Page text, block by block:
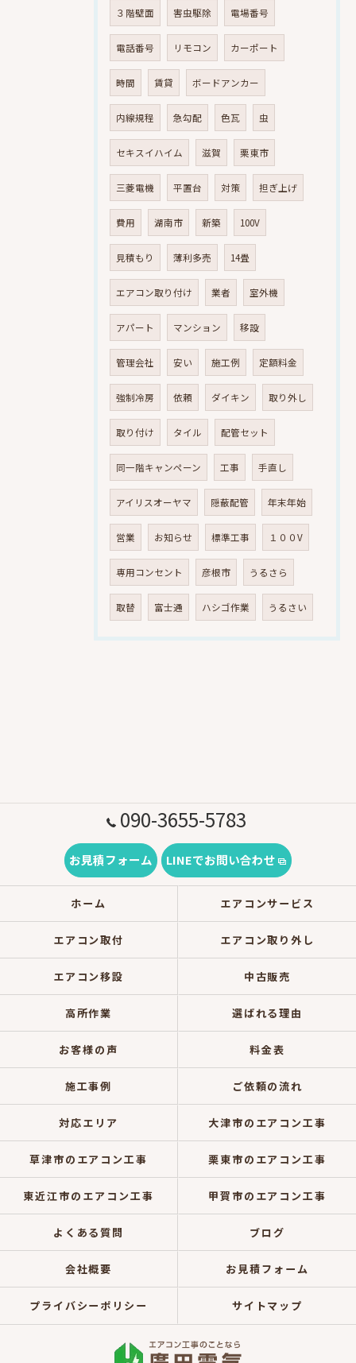
３階壁面 害虫駆除 電場番号
電話番号 リモコン カーポート
時間 賃貸 ボードアンカー
内線規程 急勾配 色瓦 虫
セキスイハイム 滋賀 栗東市
三菱電機 平置台 対策 担ぎ上げ
費用 湖南市 新築 100V
見積もり 薄利多売 14畳
エアコン取り付け 業者 室外機
アパート マンション 移設
管理会社 安い 施工例 定額料金
強制冷房 依頼 ダイキン 取り外し
取り付け タイル 配管セット
同一階キャンペーン 工事 手直し
アイリスオーヤマ 隠蔽配管 年末年始
営業 お知らせ 標準工事 １００V
専用コンセント 彦根市 うるさら
取替 富士通 ハシゴ作業 うるさい
090-3655-5783
お見積フォーム LINEでお問い合わせ
ホーム エアコンサービス
エアコン取付 エアコン取り外し
エアコン移設 中古販売
高所作業 選ばれる理由
お客様の声 料金表
施工事例 ご依頼の流れ
対応エリア 大津市のエアコン工事
草津市のエアコン工事 栗東市のエアコン工事
東近江市のエアコン工事 甲賀市のエアコン工事
よくある質問 ブログ
会社概要 お見積フォーム
プライバシーポリシー サイトマップ